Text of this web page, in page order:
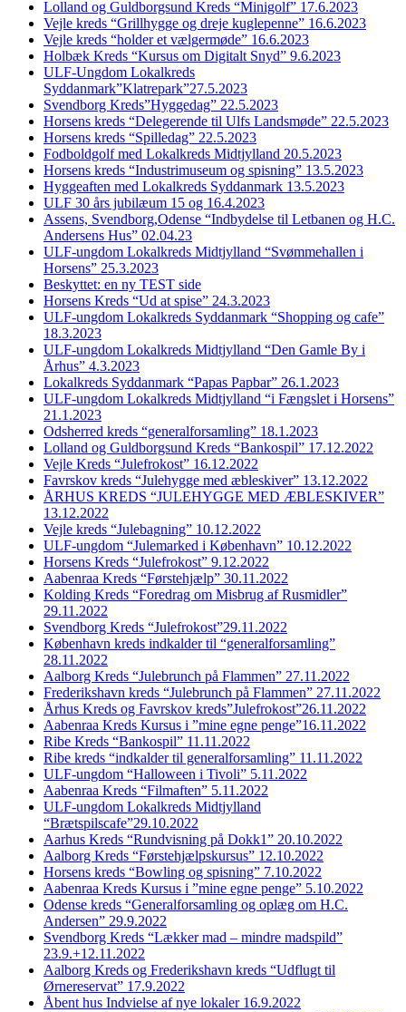
Lolland og Guldborgsund Kreds “Minigolf” 17.6.2023
Vejle kreds “Grillhygge og dreje kuglepenne” 16.6.2023
Vejle kreds “holder et vælgermøde” 16.6.2023
Holbæk Kreds “Kursus om Digitalt Snyd” 9.6.2023
ULF-Ungdom Lokalkreds
Syddanmark”Klatrepark”27.5.2023
Svendborg Kreds”Hyggedag” 22.5.2023
Horsens kreds “Delegerende til Ulfs Landsmøde” 22.5.2023
Horsens kreds “Spilledag” 22.5.2023
Fodboldgolf med Lokalkreds Midtjylland 20.5.2023
Horsens kreds “Industrimuseum og spisning” 13.5.2023
Hyggeaften med Lokalkreds Syddanmark 13.5.2023
ULF 30 års jubilæum 15 og 16.4.2023
Assens, Svendborg,Odense “Indbydelse til Letbanen og H.C.
Andersens Hus” 02.04.23
ULF-ungdom Lokalkreds Midtjylland “Svømmehallen i
Horsens” 25.3.2023
Beskyttet: en ny TEST side
Horsens Kreds “Ud at spise” 24.3.2023
ULF-ungdom Lokalkreds Syddanmark “Shopping og cafe”
18.3.2023
ULF-ungdom Lokalkreds Midtjylland “Den Gamle By i
Århus” 4.3.2023
Lokalkreds Syddanmark “Papas Papbar” 26.1.2023
ULF-ungdom Lokalkreds Midtjylland “i Fængslet i Horsens”
21.1.2023
Odsherred kreds “generalforsamling” 18.1.2023
Lolland og Guldborgsund Kreds “Bankospil” 17.12.2022
Vejle Kreds “Julefrokost” 16.12.2022
Favrskov kreds “Julehygge med æbleskiver” 13.12.2022
ÅRHUS KREDS “JULEHYGGE MED ÆBLESKIVER”
13.12.2022
Vejle kreds “Julebagning” 10.12.2022
ULF-ungdom “Julemarked i København” 10.12.2022
Horsens Kreds “Julefrokost” 9.12.2022
Aabenraa Kreds “Førstehjælp” 30.11.2022
Kolding Kreds “Foredrag om Misbrug af Rusmidler”
29.11.2022
Svendborg Kreds “Julefrokost”29.11.2022
København kreds indkalder til “generalforsamling”
28.11.2022
Aalborg Kreds “Julebrunch på Flammen” 27.11.2022
Frederikshavn kreds “Julebrunch på Flammen” 27.11.2022
Århus Kreds og Favrskov kreds”Julefrokost”26.11.2022
Aabenraa Kreds Kursus i ”mine egne penge”16.11.2022
Ribe Kreds “Bankospil” 11.11.2022
Ribe kreds “indkalder til generalforsamling” 11.11.2022
ULF-ungdom “Halloween i Tivoli” 5.11.2022
Aabenraa Kreds “Filmaften” 5.11.2022
ULF-ungdom Lokalkreds Midtjylland
“Brætspilscafe”29.10.2022
Aarhus Kreds “Rundvisning på Dokk1” 20.10.2022
Aalborg Kreds “Førstehjælpskursus” 12.10.2022
Horsens kreds “Bowling og spisning” 7.10.2022
Aabenraa Kreds Kursus i ”mine egne penge” 5.10.2022
Odense kreds “Generalforsamling og oplæg om H.C.
Andersen” 29.9.2022
Svendborg Kreds “Lækker mad – mindre madspild”
23.9.+12.11.2022
Aalborg Kreds og Frederikshavn kreds “Udflugt til
Ørnereservat” 17.9.2022
Åbent hus Indvielse af nye lokaler 16.9.2022